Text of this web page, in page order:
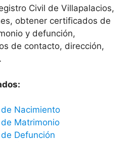
Civil de Villapalacios,
obtener certificados de
y defunción,
de contacto, dirección,
Nacimiento
Matrimonio
Defunción